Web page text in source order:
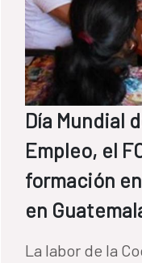
Día Mundial
Empleo, el
formación
en
La labor de la